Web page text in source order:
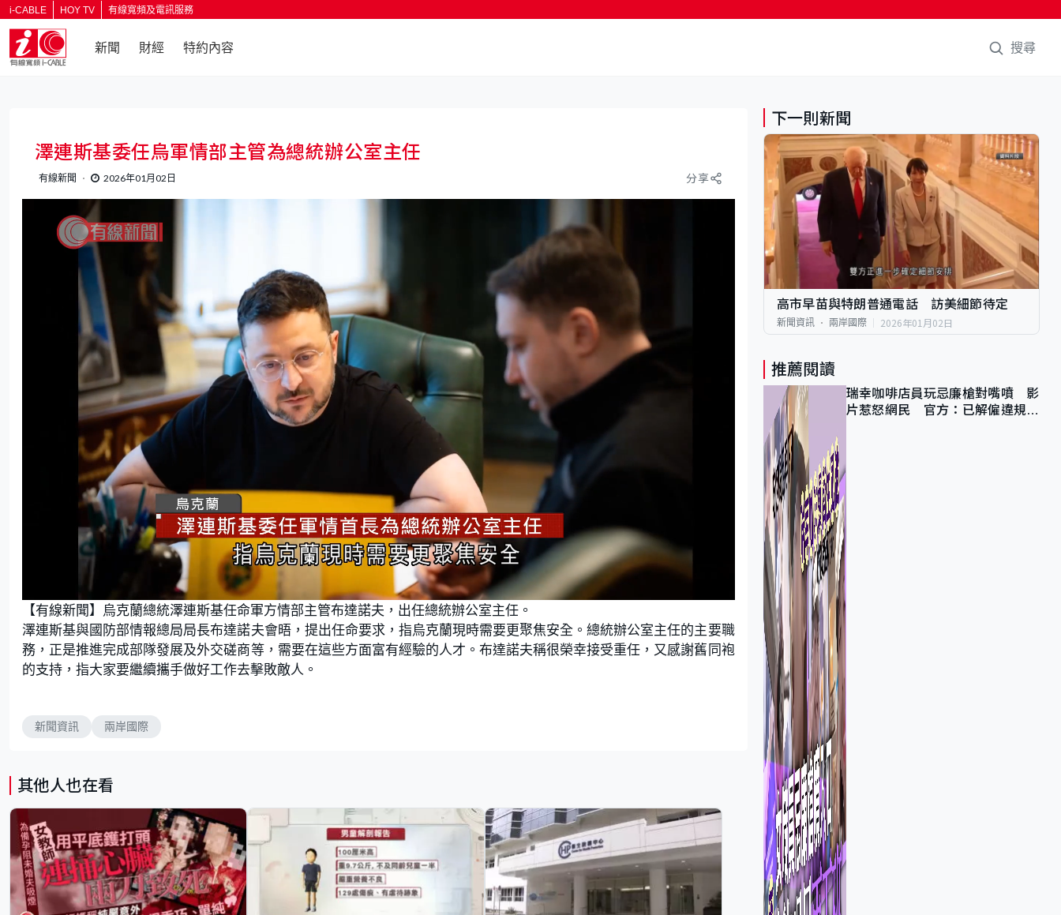
i-CABLE HOY TV 有線寬頻及電訊服務
新聞 財經 特約內容 搜尋
返回
澤連斯基委任烏軍情部主管為總統辦公室主任
有線新聞 2026年01月02日 分享
n
m
u
t
e
a
d
d
:
7
3
1
7
【有線新聞】烏克蘭總統澤連斯基任命軍方情部主管布達諾夫，出任總統辦公室主任。
澤連斯基與國防部情報總局局長布達諾夫會晤，提出任命要求，指烏克蘭現時需要更聚焦安全。總統辦公室主任的主要職
務，正是推進完成部隊發展及外交磋商等，需要在這些方面富有經驗的人才。布達諾夫稱很榮幸接受重任，又感謝舊同袍
的支持，指大家要繼續攜手做好工作去擊敗敵人。
新聞資訊 兩岸國際
其他人也在看
下一則新聞
高市早苗與特朗普通電話 訪美細節待定
新聞資訊 兩岸國際 2026年01月02日
推薦閱讀
瑞幸咖啡店員玩忌廉槍對嘴噴 影
片惹怒網民 官方：已解僱違規員